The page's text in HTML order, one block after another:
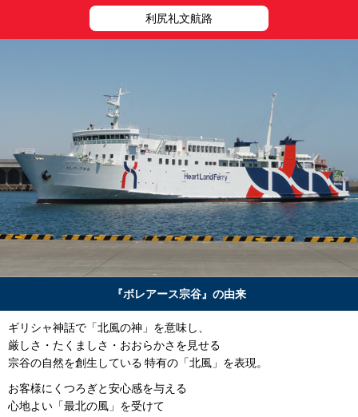
利尻礼文航路
『ボレアース宗谷』の由来
ギリシャ神話で「北風の神」を意味し、
厳しさ・たくましさ・おおらかさを見せる
宗谷の自然を創生している 特有の「北風」を表現。
お客様にくつろぎと安心感を与える
心地よい「最北の風」を受けて